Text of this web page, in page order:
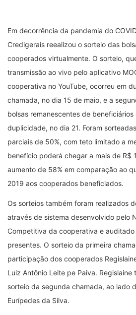
Em decorrência da pandemia do
Credigerais reealizou o sorteio das
cooperados virtualmente. O sorteio,
transmissão ao vivo pelo aplicativo
cooperativa no YouTube, ocorreu em
chamada, no dia 15 de maio, e a
bolsas remanescentes de beneficiários
duplicidade, no dia 21. Foram
parciais de 50%, com teto limitado a
benefício poderá chegar a mais de R$
aumento de 58% em comparação ao
2019 aos cooperados beneficiados.
Os sorteios também foram realizados
através de sistema desenvolvido pelo
Competitiva da cooperativa e
presentes. O sorteio da primeira
participação dos cooperados
Luiz Antônio Leite pe Paiva.
sorteio da segunda chamada, ao lado
Eurípedes da Silva.